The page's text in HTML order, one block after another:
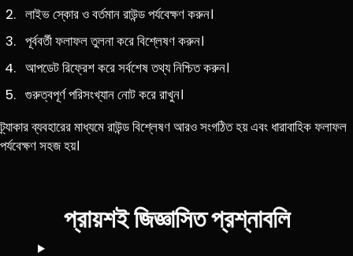
লাইভ স্কোর ও বর্তমান রাউন্ড পর্যবেক্ষণ করুন।
পূর্ববর্তী ফলাফল তুলনা করে বিশ্লেষণ করুন।
আপডেট রিফ্রেশ করে সর্বশেষ তথ্য নিশ্চিত করুন।
গুরুত্বপূর্ণ পরিসংখ্যান নোট করে রাখুন।
ট্র্যাকার ব্যবহারের মাধ্যমে রাউন্ড বিশ্লেষণ আরও সংগঠিত হয় এবং ধারাবাহিক ফলাফল
পর্যবেক্ষণ সহজ হয়।
প্রায়শই জিজ্ঞাসিত প্রশ্নাবলি